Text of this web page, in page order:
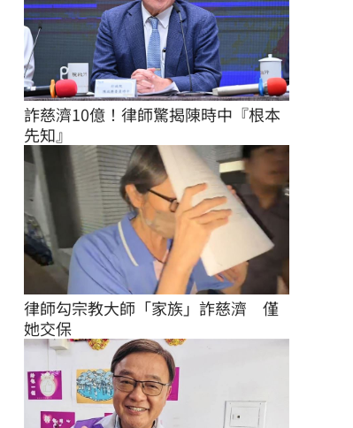
詐慈濟10億！律師驚揭陳時中『根本
先知』
律師勾宗教大師「家族」詐慈濟　僅
她交保